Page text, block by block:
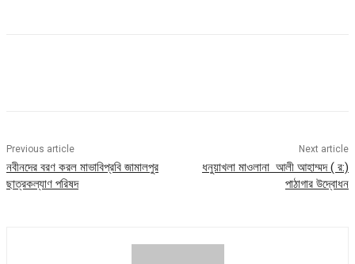
Previous article
নবীনদের বরণ করল মাভাবিপ্রবি জামালপুর
ছাত্রকল্যাণ পরিষদ
Next article
ধনুয়াখলা মাওলানা আলী আহাম্মদ ( র:)
পাঠাগার উদ্বোধন